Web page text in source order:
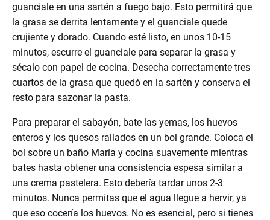
guanciale en una sartén a fuego bajo. Esto permitirá que
la grasa se derrita lentamente y el guanciale quede
crujiente y dorado. Cuando esté listo, en unos 10-15
minutos, escurre el guanciale para separar la grasa y
sécalo con papel de cocina. Desecha correctamente tres
cuartos de la grasa que quedó en la sartén y conserva el
resto para sazonar la pasta.
Para preparar el sabayón, bate las yemas, los huevos
enteros y los quesos rallados en un bol grande. Coloca el
bol sobre un baño María y cocina suavemente mientras
bates hasta obtener una consistencia espesa similar a
una crema pastelera. Esto debería tardar unos 2-3
minutos. Nunca permitas que el agua llegue a hervir, ya
que eso cocería los huevos. No es esencial, pero si tienes